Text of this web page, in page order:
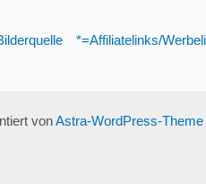
*=Affiliatelinks/
vonAstra-WordPress-Theme